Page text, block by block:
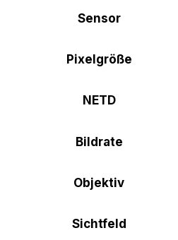
Sensor
Pixelgröße
NETD
Bildrate
Objektiv
Sichtfeld